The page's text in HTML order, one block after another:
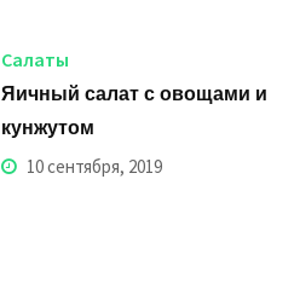
Салаты
Яичный салат с овощами и
кунжутом
10 сентября, 2019